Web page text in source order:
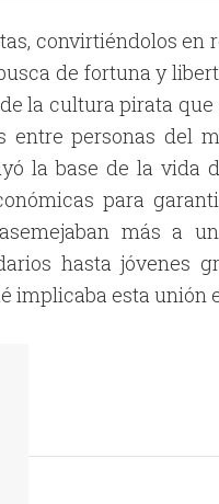
convirtiéndolos en
de fortuna y
la cultura pirata
entre personas del
la base de la vida
para
más a
hasta jóvenes
implicaba esta unión